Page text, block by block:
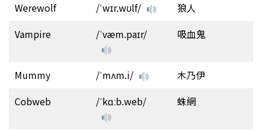
Werewolf
/ˈwɪr.wʊlf/
狼人
Vampire
/ˈvæm.paɪr/ 吸血鬼
Mummy /ˈmʌm.i/
木乃伊
Cobweb
/ˈkɑːb.web/ 蛛網